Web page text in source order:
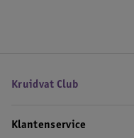
Kruidvat Club
Klantenservice